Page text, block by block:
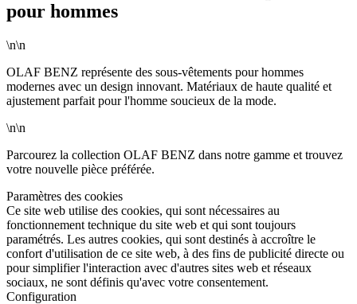
pour hommes
\n\n
OLAF BENZ représente des sous-vêtements pour hommes
modernes avec un design innovant. Matériaux de haute qualité et
ajustement parfait pour l'homme soucieux de la mode.
\n\n
Parcourez la collection OLAF BENZ dans notre gamme et trouvez
votre nouvelle pièce préférée.
Paramètres des cookies
Ce site web utilise des cookies, qui sont nécessaires au
fonctionnement technique du site web et qui sont toujours
paramétrés. Les autres cookies, qui sont destinés à accroître le
confort d'utilisation de ce site web, à des fins de publicité directe ou
pour simplifier l'interaction avec d'autres sites web et réseaux
sociaux, ne sont définis qu'avec votre consentement.
Configuration